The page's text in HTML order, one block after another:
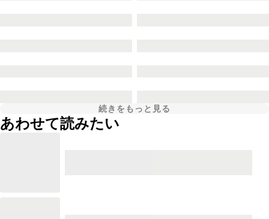
続きをもっと見る
あわせて読みたい